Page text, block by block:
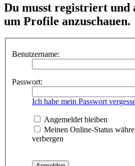
Du musst registriert und
um Profile anzuschauen.
Benutzername:
Passwort:
Ich habe mein Passwort
Angemeldet bleiben
Meinen Online-Status
verbergen